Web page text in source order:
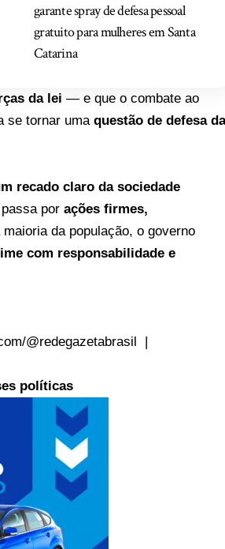
garante spray de defesa pessoal
gratuito para mulheres em Santa
Catarina
da lei — e que o combate ao
se tornar umaquestão de defesa
recado claro da sociedade
passa porações firmes,
da população, o governo
com responsabilidade e
@redegazetabrasil
|
políticas